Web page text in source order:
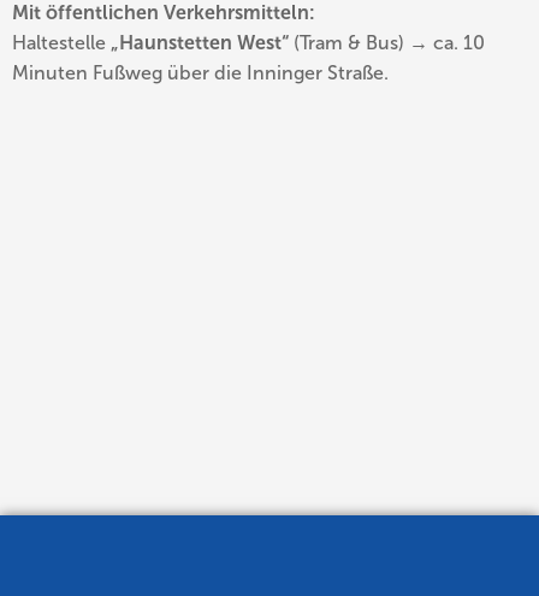
Mit öffentlichen Verkehrsmitteln:
Haltestelle „Haunstetten West“ (Tram & Bus) → ca. 10
Minuten Fußweg über die Inninger Straße.